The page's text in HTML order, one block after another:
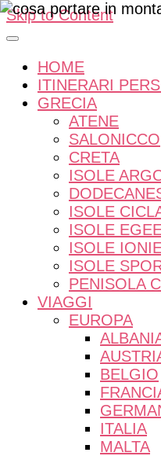
Skip to Content
HOME
ITINERARI
GRECIA
ATENE
SALONICCO
CRETA
ISOLE
ISOLE
ISOLE
ISOLE
ISOLE
PENISOLA
VIAGGI
EUROPA
BELGIO
ITALIA
MALTA